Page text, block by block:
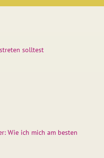
solltest
Wie ich mich am besten